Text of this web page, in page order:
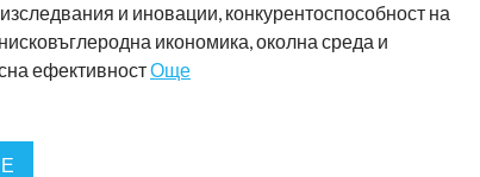
и иновации, конкурентоспособност на
икономика, околна среда и
ефективностОще